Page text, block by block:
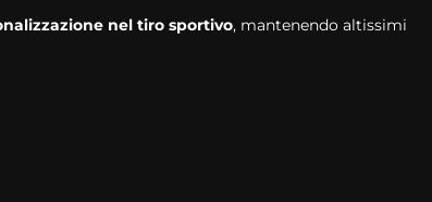
nel tiro sportivo, mantenendo altissimi